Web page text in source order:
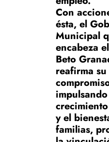
Con
ésta, el
Municipal
encabeza
Beto
reafirma su
y el
familias,